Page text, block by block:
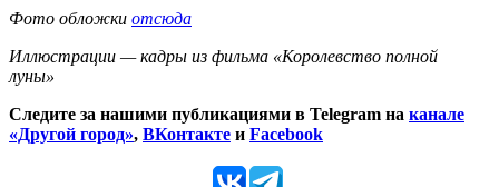
Фото обложки отсюда
Иллюстрации — кадры из фильма «Королевство полной
луны»
Следите за нашими публикациями в Telegram на канале
«Другой город», ВКонтакте и Facebook